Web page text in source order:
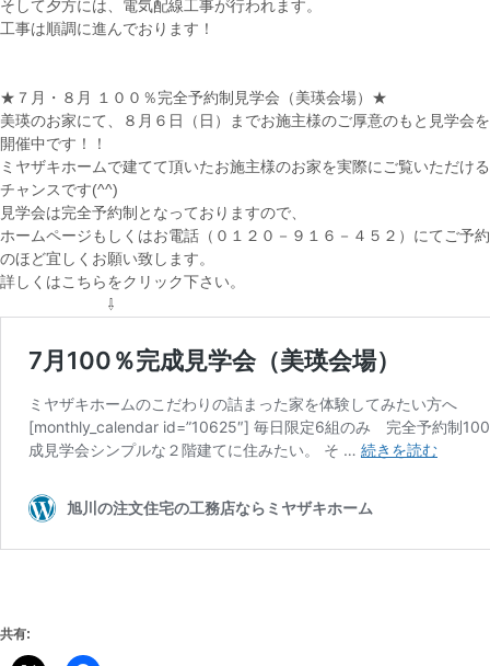
そして夕方には、電気配線工事が行われます。
工事は順調に進んでおります！
★７月・８月 １００％完全予約制見学会（美瑛会場）★
美瑛のお家にて、８月６日（日）までお施主様のご厚意のもと見学会を
開催中です！！
ミヤザキホームで建てて頂いたお施主様のお家を実際にご覧いただける
チャンスです(^^)
見学会は完全予約制となっておりますので、
ホームページもしくはお電話（０１２０－９１６－４５２）にてご予約
のほど宜しくお願い致します。
詳しくはこちらをクリック下さい。
⇩
共有: